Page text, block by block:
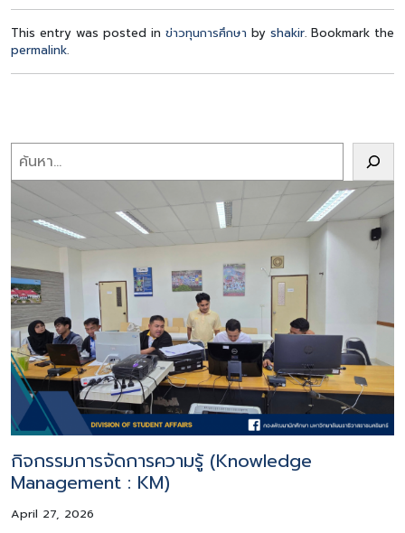
This entry was posted in ข่าวทุนการศึกษา by shakir. Bookmark the
permalink.
Search
กิจกรรมการจัดการความรู้ (Knowledge
Management : KM)
April 27, 2026